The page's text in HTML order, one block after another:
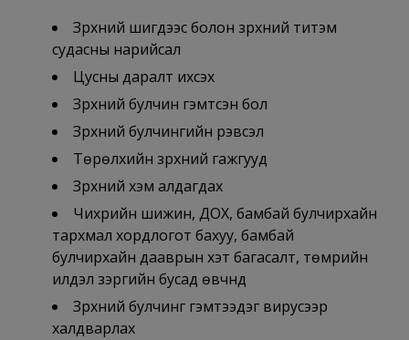
Зүрхний шигдээс болон зүрхний титэм
судасны нарийсал
Цусны даралт ихсэх
Зүрхний булчин гэмтсэн бол
Зүрхний булчингийн үрэвсэл
Төрөлхийн зүрхний гажгууд
Зүрхний хэм алдагдах
Чихрийн шижин, ДОХ, бамбай булчирхайн
тархмал хордлогот бахуу, бамбай
булчирхайн дааврын хэт багасалт, төмрийн
илүүдэл зэргийн бусад өвчнүүд
Зүрхний булчинг гэмтээдэг вирусээр
халдварлах